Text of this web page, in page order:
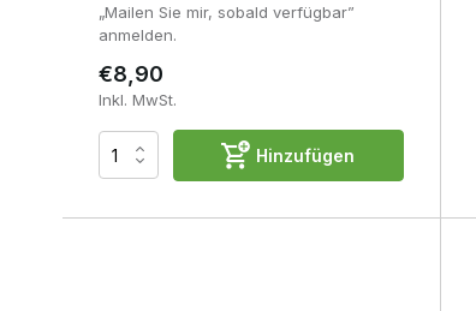
„Mailen Sie mir, sobald verfügbar”
anmelden.
€8,90
Inkl. MwSt.
Hinzufügen